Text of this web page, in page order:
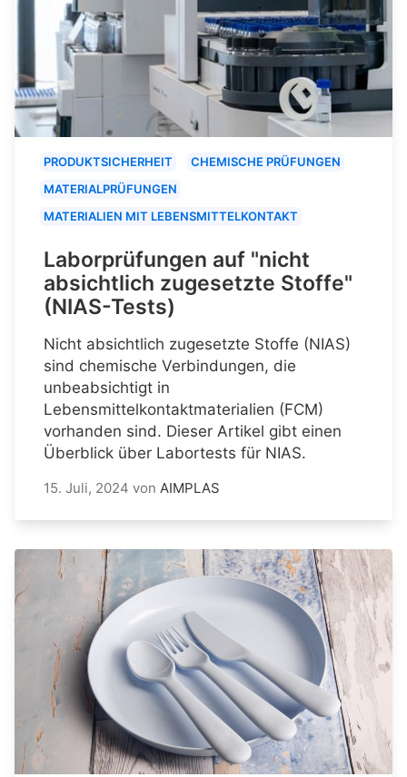
PRODUKTSICHERHEIT
CHEMISCHE PRÜFUNGEN
MATERIALPRÜFUNGEN
MATERIALIEN MIT LEBENSMITTELKONTAKT
Laborprüfungen auf "nicht
absichtlich zugesetzte Stoffe"
(NIAS-Tests)
Nicht absichtlich zugesetzte Stoffe (NIAS)
sind chemische Verbindungen, die
unbeabsichtigt in
Lebensmittelkontaktmaterialien (FCM)
vorhanden sind. Dieser Artikel gibt einen
Überblick über Labortests für NIAS.
15. Juli, 2024 von AIMPLAS